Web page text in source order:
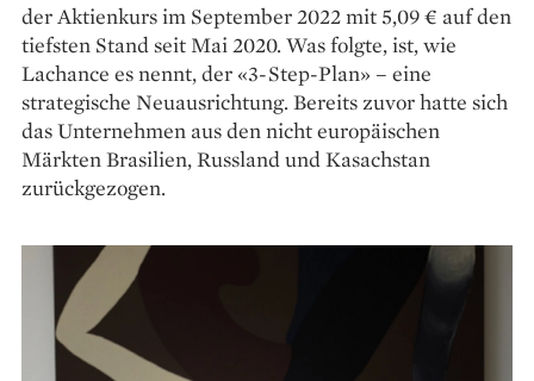
der Aktienkurs im September 2022 mit 5,09 € auf den
tiefsten Stand seit Mai 2020. Was folgte, ist, wie
Lachance es nennt, der «3-Step-Plan» – eine
strategische Neuausrichtung. Bereits zuvor hatte sich
das Unternehmen aus den nicht europäischen
Märkten Brasilien, Russland und Kasachstan
zurückgezogen.